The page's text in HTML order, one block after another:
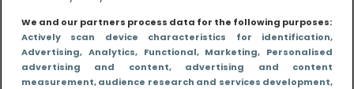
We and our partners process data for the following purposes:
Actively scan device characteristics for identification,
Advertising, Analytics, Functional, Marketing, Personalised
advertising and content, advertising and content
measurement, audience research and services development,
realistisch. Altijd met een vette knipoog, maar wel
zonder filter. Gewoon, hoe het leven er aan toe
gaat met en naast een (eenouder)gezin. Dus
gegarandeerd een rommelig huis, schuimbekkende
peuters en boze kleuters achter het behang.